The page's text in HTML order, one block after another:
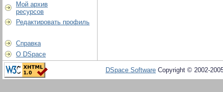
Мой архив
ресурсов
Редактировать профиль
Справка
О DSpace
DSpace Software Copyright © 2002-